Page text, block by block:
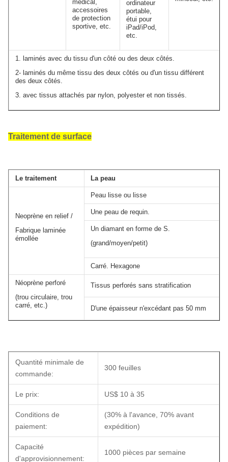
médical,
accessoires
de protection
sportive, etc.
ordinateur
portable,
étui pour
iPad/iPod,
etc.
1. laminés avec du tissu d'un côté ou des deux côtés.
2- laminés du même tissu des deux côtés ou d'un tissu différent
des deux côtés.
3. avec tissus attachés par nylon, polyester et non tissés.
Traitement de surface
Le traitement La peau
Neoprène en relief /
Fabrique laminée
émollée
Peau lisse ou lisse
Une peau de requin.
Un diamant en forme de S.
(grand/moyen/petit)
Carré. Hexagone
Néoprène perforé
(trou circulaire, trou
carré, etc.)
Tissus perforés sans stratification
D'une épaisseur n'excédant pas 50 mm
Quantité minimale de
commande:
300 feuilles
Le prix: US$ 10 à 35
Conditions de
paiement:
(30% à l'avance, 70% avant
expédition)
Capacité
d'approvisionnement:
1000 pièces par semaine